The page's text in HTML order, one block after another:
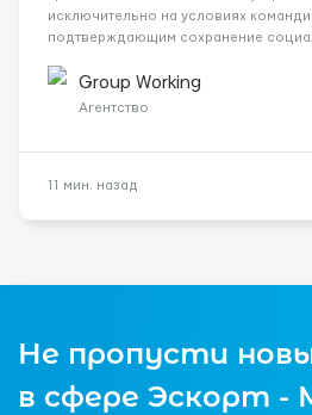
исключительно на условиях
подтверждающим сохранение
A1 могут получить граждане стран с
рынку труда ЕС (Укра...
Group Working
Агентство
11 мин. назад
Не пропусти
в сфере Эскорт -